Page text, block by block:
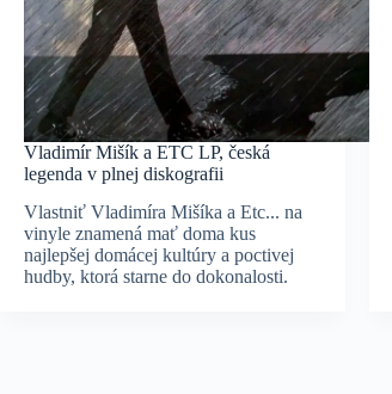
Vladimír Mišík a ETC LP, česká
legenda v plnej diskografii
Vlastniť Vladimíra Mišíka a Etc... na
vinyle znamená mať doma kus
najlepšej domácej kultúry a poctivej
hudby, ktorá starne do dokonalosti.